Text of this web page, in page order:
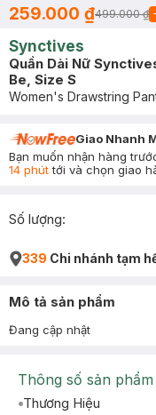
259.000 ₫499.000 ₫ -
Synctives
Quần Dài Nữ
Be, Size S
Women's Drawstring
Giao Nhanh
Bạn muốn nhận hàng
14 phúttới và chọn giao
Số lượng:
339 Chi nhánh tạm
Mô tả sản phẩm
Đang cập nhật
Thông số sản phẩm
Thương Hiệu